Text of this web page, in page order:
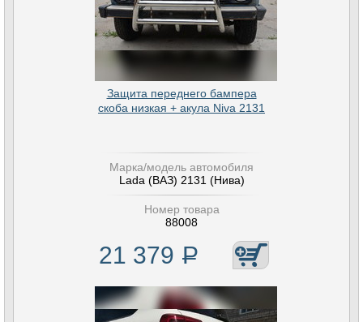
Защита переднего бампера
скоба низкая + акула Niva 2131
Марка/модель автомобиля
Lada (ВАЗ) 2131 (Нива)
Номер товара
88008
21 379 Р